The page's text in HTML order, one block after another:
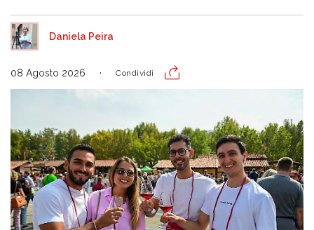
Daniela Peira
08 Agosto 2026 Condividi